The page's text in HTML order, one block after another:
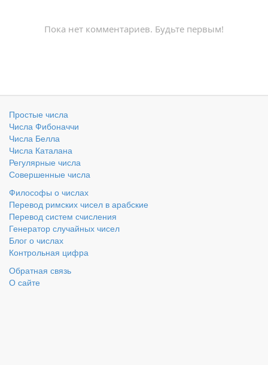
Пока нет комментариев. Будьте первым!
Простые числа
Числа Фибоначчи
Числа Белла
Числа Каталана
Регулярные числа
Совершенные числа
Философы о числах
Перевод римских чисел в арабские
Перевод систем счисления
Генератор случайных чисел
Блог о числах
Контрольная цифра
Обратная связь
О сайте